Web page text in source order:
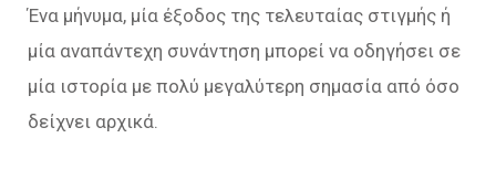
Ένα μήνυμα, μία έξοδος της τελευταίας στιγμής ή
μία αναπάντεχη συνάντηση μπορεί να οδηγήσει σε
μία ιστορία με πολύ μεγαλύτερη σημασία από όσο
δείχνει αρχικά.